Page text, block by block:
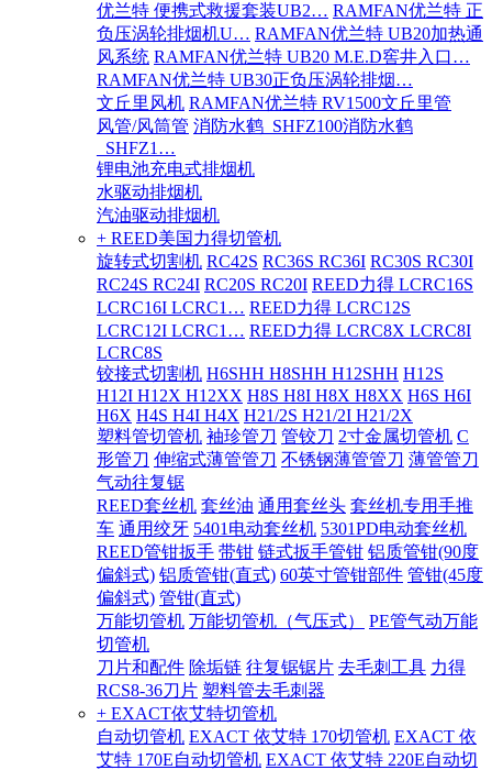
优兰特 便携式救援套装UB2… RAMFAN优兰特 正
负压涡轮排烟机U… RAMFAN优兰特 UB20加热通
风系统 RAMFAN优兰特 UB20 M.E.D窖井入口…
RAMFAN优兰特 UB30正负压涡轮排烟…
文丘里风机 RAMFAN优兰特 RV1500文丘里管
风管/风筒管 消防水鹤_SHFZ100消防水鹤
_SHFZ1…
锂电池充电式排烟机
水驱动排烟机
汽油驱动排烟机
+ REED美国力得切管机
旋转式切割机 RC42S RC36S RC36I RC30S RC30I
RC24S RC24I RC20S RC20I REED力得 LCRC16S
LCRC16I LCRC1… REED力得 LCRC12S
LCRC12I LCRC1… REED力得 LCRC8X LCRC8I
LCRC8S
铰接式切割机 H6SHH H8SHH H12SHH H12S
H12I H12X H12XX H8S H8I H8X H8XX H6S H6I
H6X H4S H4I H4X H21/2S H21/2I H21/2X
塑料管切管机 袖珍管刀 管铰刀 2寸金属切管机 C
形管刀 伸缩式薄管管刀 不锈钢薄管管刀 薄管管刀
气动往复锯
REED套丝机 套丝油 通用套丝头 套丝机专用手推
车 通用绞牙 5401电动套丝机 5301PD电动套丝机
REED管钳扳手 带钳 链式扳手管钳 铝质管钳(90度
偏斜式) 铝质管钳(直式) 60英寸管钳部件 管钳(45度
偏斜式) 管钳(直式)
万能切管机 万能切管机（气压式）
PE管气动万能
切管机
刀片和配件 除垢链 往复锯锯片 去毛刺工具 力得
RCS8-36刀片 塑料管去毛刺器
+ EXACT依艾特切管机
自动切管机 EXACT 依艾特 170切管机 EXACT 依
艾特 170E自动切管机 EXACT 依艾特 220E自动切